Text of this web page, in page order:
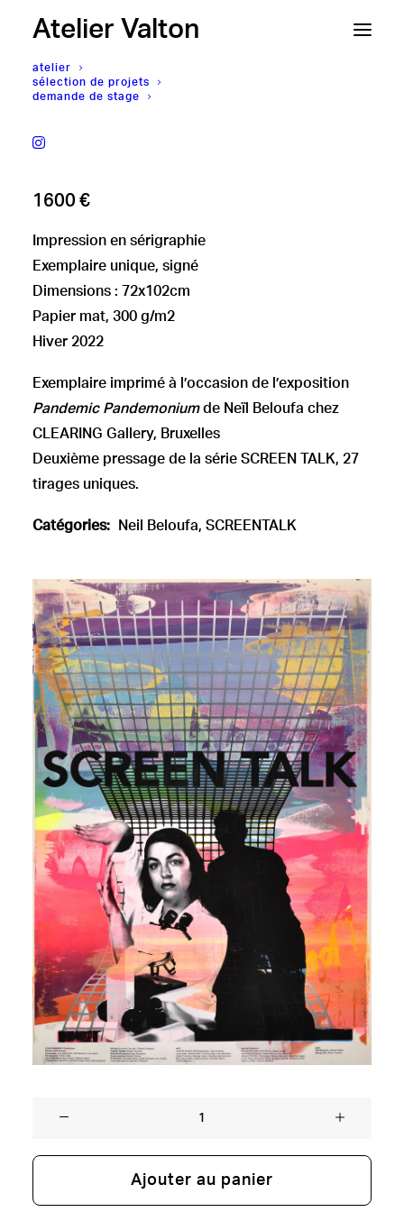
Atelier Valton
atelier
sélection de projets
demande de stage
Neïl Beloufa
1600 €
Impression en sérigraphie
Exemplaire unique, signé
Dimensions : 72x102cm
Papier mat, 300 g/m2
Hiver 2022
Exemplaire imprimé à l’occasion de l’exposition
Pandemic Pandemoniumde Neïl Beloufa chez
CLEARING Gallery, Bruxelles
Deuxième pressage de la série SCREEN TALK, 27
tirages uniques.
Catégories: Neil Beloufa, SCREENTALK
quantité
Neïl
BeloufaSCREEN
Ajouter au panier